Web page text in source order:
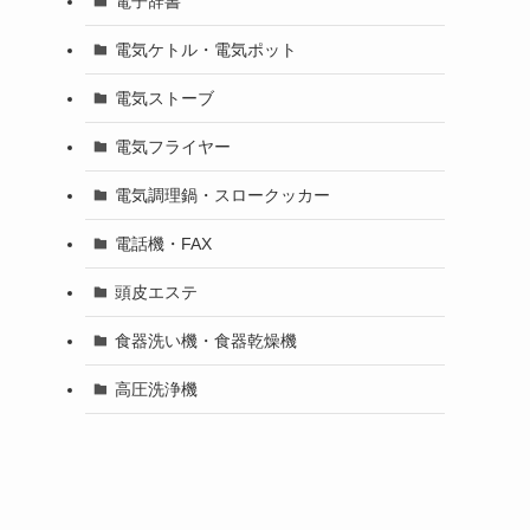
電気ケトル・電気ポット
電気ストーブ
電気フライヤー
電気調理鍋・スロークッカー
電話機・FAX
頭皮エステ
食器洗い機・食器乾燥機
高圧洗浄機